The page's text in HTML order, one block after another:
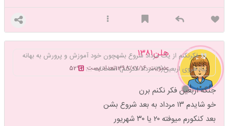
هلن۱۳۸۱
عضویت: 1398/07/16 تعداد پست: 5292
فکرنکنم از یک مرداد شروع بشهچون خود آموزش و پرورش به بهانه
پیادهروی اربعین(۱۳مرداد فکرکنم) امتحانات ...
جنگه اربعین فکر نکنم برن
خو شایدم ۱۳ مرداد به بعد شروع بشن
بعد کنکورم میوفته ۲۰ یا ۳۰ شهریور